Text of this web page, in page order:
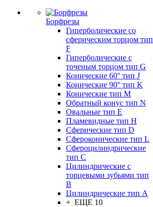
Борфрезы
Гиперболические cо
сферическим торцом тип
F
Гиперболические с
точеным торцом тип G
Конические 60° тип J
Конические 90° тип K
Конические тип M
Обратный конус тип N
Овальные тип E
Пламевидные тип H
Сферические тип D
Сфероконические тип L
Сфероцилиндрические
тип C
Цилиндрические с
торцевыми зубьями тип
B
Цилиндрические тип А
+ ЕЩЕ 10